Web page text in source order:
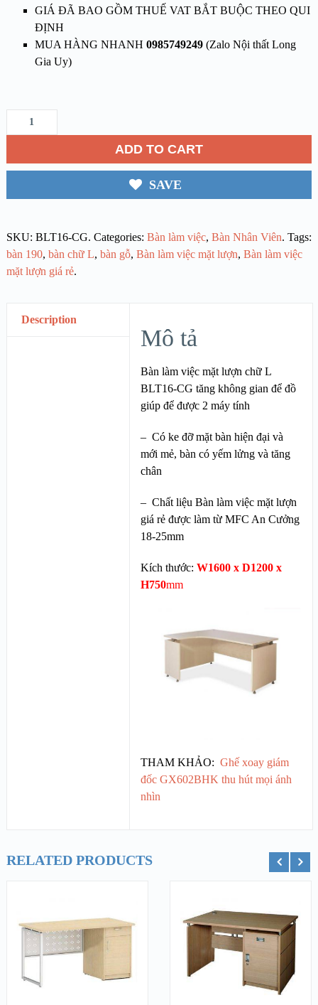
GIÁ ĐÃ BAO GỒM THUẾ VAT BẮT BUỘC THEO QUI
ĐỊNH
MUA HÀNG NHANH 0985749249(Zalo Nội thất Long
Gia Uy)
ADD TO CART
SAVE
SKU: BLT16-CG. Categories: Bàn làm việc, Bàn Nhân Viên. Tags:
bàn 190, bàn chữ L, bàn gỗ, Bàn làm việc mặt lượn, Bàn làm việc
mặt lượn giá rẻ.
Description
Mô tả
Bàn làm việc mặt lượn chữ L
BLT16-CG tăng không gian để đồ
giúp để được 2 máy tính
– Có ke đỡ mặt bàn hiện đại và
mới mẻ, bàn có yếm lửng và tăng
chân
– Chất liệu Bàn làm việc mặt lượn
giá rẻ được làm từ MFC An Cưởng
18-25mm
Kích thước:W1600 x D1200 x
H750mm
THAM KHẢO:Ghế xoay giám
đốc GX602BHK thu hút mọi ánh
nhìn
RELATED PRODUCTS
Thêm vào